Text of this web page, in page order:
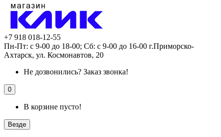
+7 918 018-12-55
Пн-Пт: с 9-00 до 18-00; Сб: с 9-00 до 16-00 г.Приморско-
Ахтарск, ул. Космонавтов, 20
Не дозвонились? Заказ звонка!
0
В корзине пусто!
Везде